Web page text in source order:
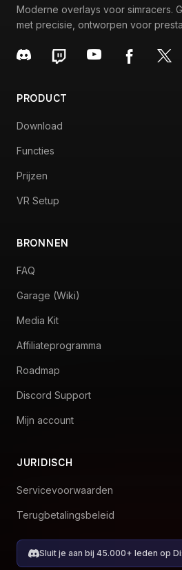
Moderne overlays voor simracers.
met precisie, ontworpen voor
PRODUCT
Download
Functies
Prijzen
VR Setup
BRONNEN
FAQ
Garage (Wiki)
Media Kit
Affiliateprogramma
Roadmap
Discord Support
Mijn account
JURIDISCH
Servicevoorwaarden
Terugbetalingsbeleid
Sluit je aan bij 45.000+ leden op